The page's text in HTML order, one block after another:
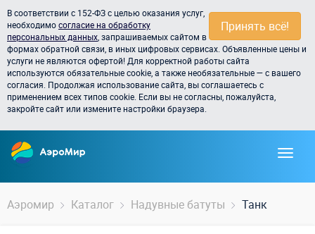
Принять всё!
В соответствии с 152-ФЗ с целью оказания услуг,
необходимосогласие на обработку
персональных данных , запрашиваемых сайтом в
формах обратной связи, в иных цифровых сервисах. Объявленные цены и
услуги не являются офертой! Для корректной работы сайта
используются обязательные cookie, а также необязательные — с вашего
согласия. Продолжая использование сайта, вы соглашаетесь с
применением всех типов cookie. Если вы не согласны, пожалуйста,
закройте сайт или измените настройки браузера.
Аэромир Каталог Надувные батуты Танк